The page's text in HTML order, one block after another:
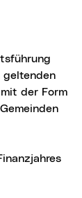
geltenden
der Form